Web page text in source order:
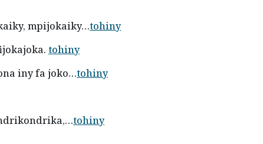
mpijokaiky…tohiny
tohiny
iny fa joko…tohiny
tohiny